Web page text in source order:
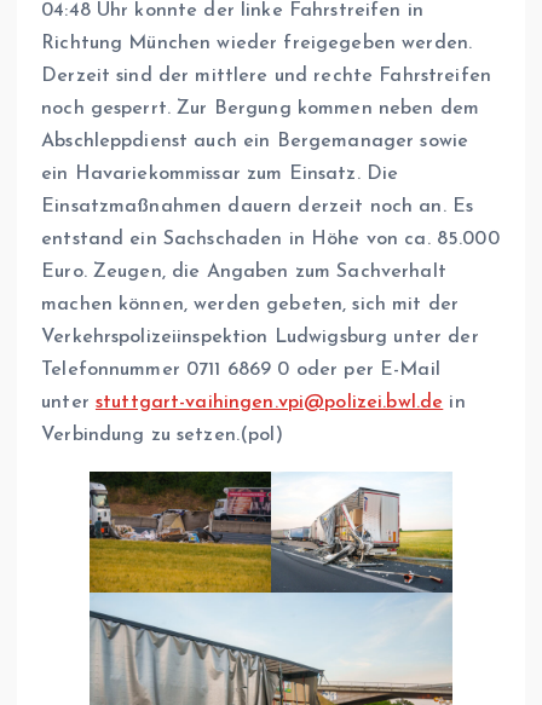
04:48 Uhr konnte der linke Fahrstreifen in
Richtung München wieder freigegeben werden.
Derzeit sind der mittlere und rechte Fahrstreifen
noch gesperrt. Zur Bergung kommen neben dem
Abschleppdienst auch ein Bergemanager sowie
ein Havariekommissar zum Einsatz. Die
Einsatzmaßnahmen dauern derzeit noch an. Es
entstand ein Sachschaden in Höhe von ca. 85.000
Euro. Zeugen, die Angaben zum Sachverhalt
machen können, werden gebeten, sich mit der
Verkehrspolizeiinspektion Ludwigsburg unter der
Telefonnummer 0711 6869 0 oder per E-Mail
unter stuttgart-vaihingen.vpi@polizei.bwl.de in
Verbindung zu setzen.(pol)